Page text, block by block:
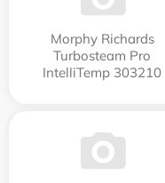
Morphy Richards
Turbosteam Pro
IntelliTemp 303210